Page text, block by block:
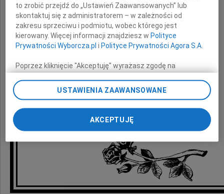
nasz wychowawca i wspaniały polonista
wychowankowie kl. b matura 1973
VIII Liceum Ogólnokształcące
im. Władysława IV
to zrobić przejdź do „Ustawień Zaawansowanych” lub
skontaktuj się z administratorem – w zależności od
zakresu sprzeciwu i podmiotu, wobec którego jest
kierowany. Więcej informacji znajdziesz wPolityce
Prywatności Wyborcza.pl iPolityce Prywatności Agora S.A.
Poprzez kliknięcie "Akceptuję" wyrażasz zgodę na
zainstalowanie i przechowywanie plików typu cookie
Wyborczej sp. z o. o. jej Zaufanych Partnerów i Agora S.A.
na Twoim urządzeniu końcowym. Możesz też w każdej
ponownie wywołując narzędzie do zarządzania Twoimi
preferencjami dot. przetwarzania danych poprzez
przechodząc do sekcji „Ustawienia zaawansowane”.
Zmiana ustawień plików cookie możliwa jest także za
pomocą ustawień przeglądarki.
My, nasi Zaufani Partnerzy i Agora S.A. możemy
USTAWIENIA ZAAWANSOWANE
AKCEPTUJĘ